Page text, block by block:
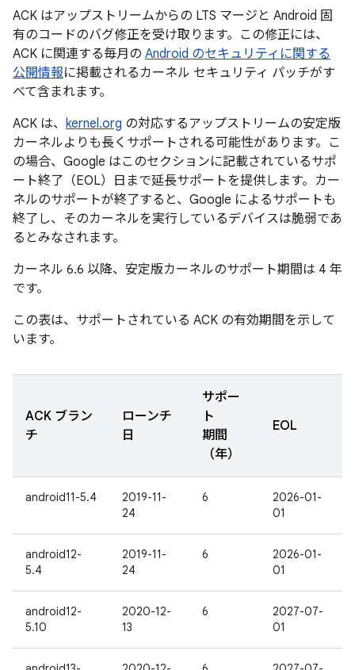
ACK はアップストリームからの LTS マージと Android 固
有のコードのバグ修正を受け取ります。この修正には、
ACK に関連する毎月の Android のセキュリティに関する
公開情報に掲載されるカーネル セキュリティ パッチがす
べて含まれます。
ACK は、 kernel.org の対応するアップストリームの安定版
カーネルよりも長くサポートされる可能性があります。こ
の場合、Google はこのセクションに記載されているサポ
ート終了（EOL）日まで延長サポートを提供します。カー
ネルのサポートが終了すると、Google によるサポートも
終了し、そのカーネルを実行しているデバイスは脆弱であ
るとみなされます。
カーネル 6.6 以降、安定版カーネルのサポート期間は 4 年
です。
この表は、サポートされている ACK の有効期間を示して
います。
ACK ブラン
チ
ローンチ
日
サポー
ト
期間
（年）
EOL
android11-5.4
2019-11-
24
6
2026-01-
01
android12-
5.4
2019-11-
24
6
2026-01-
01
android12-
5.10
2020-12-
13
6
2027-07-
01